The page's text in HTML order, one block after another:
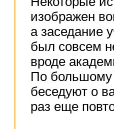
изображен
а заседание
был совсем
вроде
По большому
беседуют о
раз еще